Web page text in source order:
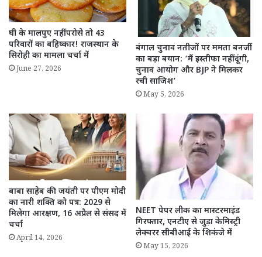
घी के मालपुए नहीं परोसे तो 43
परिवारों का बहिष्कार! राजस्थान के
सिरोही का मामला चर्चा में
June 27, 2026
बंगाल चुनाव नतीजों पर ममता बनर्जी
का बड़ा बयान: ‘मैं इस्तीफा नहीं दूंगी,
चुनाव आयोग और BJP ने मिलकर
रची साजिश’
May 5, 2026
बाबा साहेब की जयंती पर पीएम मोदी
का नारी शक्ति को पत्र: 2029 से
मिलेगा आरक्षण, 16 अप्रैल से संसद में
चर्चा
April 14, 2026
NEET पेपर लीक का मास्टरमाइंड
गिरफ्तार, एनटीए से जुड़ा केमिस्ट्री
लेक्चरर सीबीआई के शिकंजे में
May 15, 2026